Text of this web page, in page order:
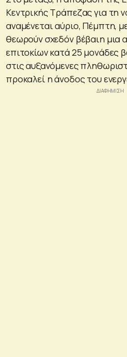
Κεντρικής Τράπεζας για τη
αναμένεται αύριο, Πέμπτη,
θεωρούν σχεδόν βέβαιη μια
επιτοκίων κατά 25 μονάδες
στις αυξανόμενες
προκαλεί η άνοδος του